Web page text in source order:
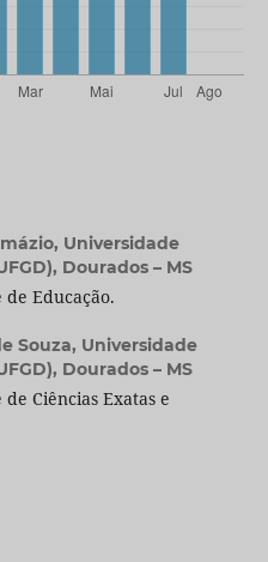
Universidade
Dourados – MS
Educação.
Souza, Universidade
Dourados – MS
Ciências Exatas e